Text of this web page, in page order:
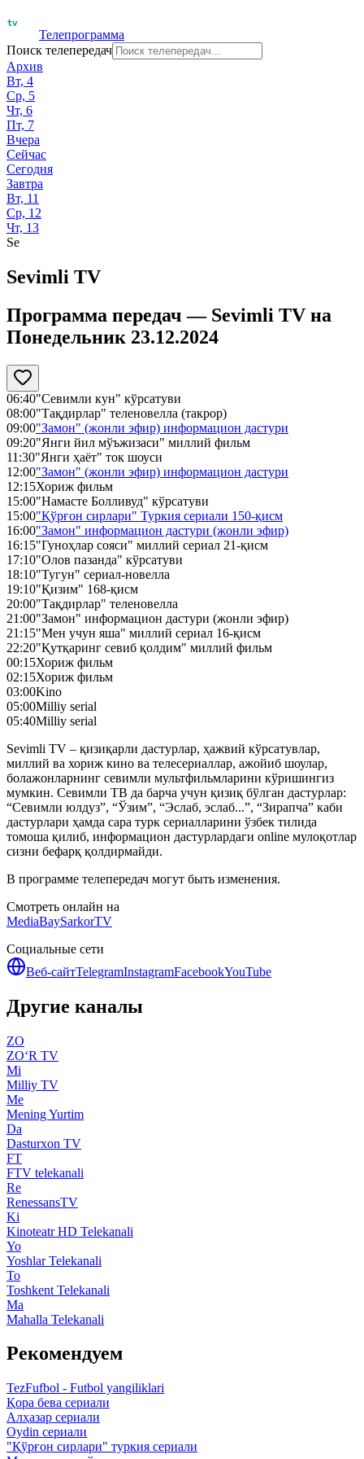
Телепрограмма
Поиск телепередач
Архив
Вт, 4
Ср, 5
Чт, 6
Пт, 7
Вчера
Сейчас
Сегодня
Завтра
Вт, 11
Ср, 12
Чт, 13
Se
Sevimli TV
Программа передач — Sevimli TV на
Понедельник 23.12.2024
06:40"Севимли кун" кўрсатуви
08:00"Тақдирлар" теленовелла (такрор)
09:00"Замон" (жонли эфир) информацион дастури
09:20"Янги йил мўъжизаси" миллий фильм
11:30"Янги ҳаёт" ток шоуси
12:00"Замон" (жонли эфир) информацион дастури
12:15Хориж фильм
15:00"Намасте Болливуд" кўрсатуви
15:00"Қўрғон сирлари" Туркия сериали 150-қисм
16:00"Замон" информацион дастури (жонли эфир)
16:15"Гуноҳлар сояси" миллий сериал 21-қисм
17:10"Олов пазанда" кўрсатуви
18:10"Тугун" сериал-новелла
19:10"Қизим" 168-қисм
20:00"Тақдирлар" теленовелла
21:00"Замон" информацион дастури (жонли эфир)
21:15"Мен учун яша" миллий сериал 16-қисм
22:20"Қутқаринг севиб қолдим" миллий фильм
00:15Хориж фильм
02:15Хориж фильм
03:00Kino
05:00Milliy serial
05:40Milliy serial
Sevimli TV – қизиқарли дастурлар, ҳажвий кўрсатувлар,
миллий ва хориж кино ва телесериаллар, ажойиб шоулар,
болажонларнинг севимли мультфильмларини кўришингиз
мумкин. Севимли ТВ да барча учун қизиқ бўлган дастурлар:
“Севимли юлдуз”, “Ўзим”, “Эслаб, эслаб...”, “Зирапча” каби
дастурлари ҳамда сара турк сериалларини ўзбек тилида
томоша қилиб, информацион дастурлардаги online мулоқотлар
сизни бефарқ қолдирмайди.
В программе телепередач могут быть изменения.
Смотреть онлайн на
MediaBaySarkorTV
Социальные сети
Веб-сайтTelegramInstagramFacebookYouTube
Другие каналы
ZO
ZO‘R TV
Mi
Milliy TV
Me
Mening Yurtim
Da
Dasturxon TV
FT
FTV telekanali
Re
RenessansTV
Ki
Kinoteatr HD Telekanali
Yo
Yoshlar Telekanali
To
Toshkent Telekanali
Ma
Mahalla Telekanali
Рекомендуем
TezFufbol - Futbol yangiliklari
Қора бева сериали
Алҳазар сериали
Oydin сериали
"Қўрғон сирлари" туркия сериали